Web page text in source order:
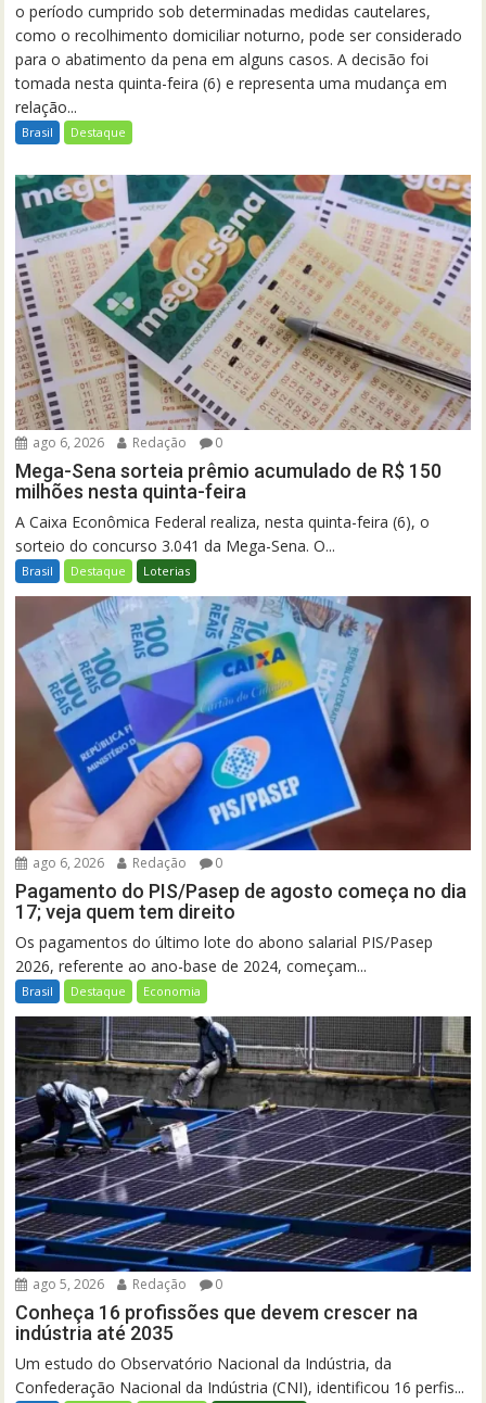
o período cumprido sob determinadas medidas cautelares,
como o recolhimento domiciliar noturno, pode ser considerado
para o abatimento da pena em alguns casos. A decisão foi
tomada nesta quinta-feira (6) e representa uma mudança em
relação...
Brasil Destaque
ago 6, 2026 Redação 0
Mega-Sena sorteia prêmio acumulado de R$ 150
milhões nesta quinta-feira
A Caixa Econômica Federal realiza, nesta quinta-feira (6), o
sorteio do concurso 3.041 da Mega-Sena. O...
Brasil Destaque Loterias
ago 6, 2026 Redação 0
Pagamento do PIS/Pasep de agosto começa no dia
17; veja quem tem direito
Os pagamentos do último lote do abono salarial PIS/Pasep
2026, referente ao ano-base de 2024, começam...
Brasil Destaque Economia
ago 5, 2026 Redação 0
Conheça 16 profissões que devem crescer na
indústria até 2035
Um estudo do Observatório Nacional da Indústria, da
Confederação Nacional da Indústria (CNI), identificou 16 perfis...